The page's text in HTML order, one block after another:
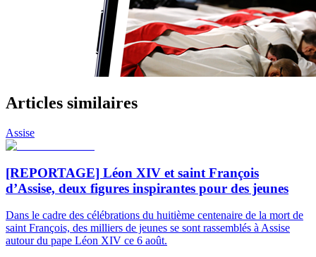
Articles similaires
Assise
[REPORTAGE] Léon XIV et saint François
d’Assise, deux figures inspirantes pour des jeunes
Dans le cadre des célébrations du huitième centenaire de la mort de
saint François, des milliers de jeunes se sont rassemblés à Assise
autour du pape Léon XIV ce 6 août.